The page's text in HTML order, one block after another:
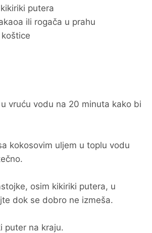
putera
ili rogača u prahu
vruću vodu na 20 minuta kako bi
kokosovim uljem u toplu vodu
osim kikiriki putera, u
dok se dobro ne izmeša.
puter na kraju.